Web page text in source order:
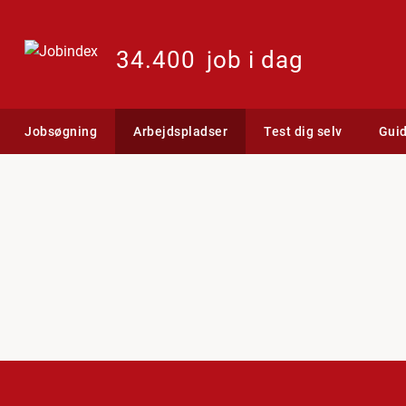
34.400 job i dag
Jobsøgning Arbejdspladser Test dig selv